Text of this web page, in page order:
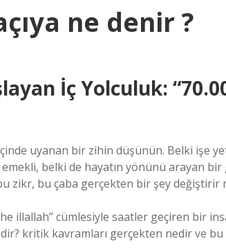
ne denir ?
İç Yolculuk:
uyanan bir zihin düşünün. Belki işe
emekli, belki de hayatın yönünü arayan
zikr, bu çaba gerçekten bir şey değiştirir
illallah” cümlesiyle saatler geçiren bir
kritik kavramları gerçekten nedir ve bu